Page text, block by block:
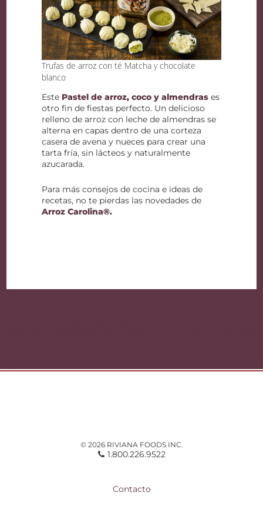
Trufas de arroz con té Matcha y chocolate
blanco
Este Pastel de arroz, coco y almendras es
otro fin de fiestas perfecto. Un delicioso
relleno de arroz con leche de almendras se
alterna en capas dentro de una corteza
casera de avena y nueces para crear una
tarta fría, sin lácteos y naturalmente
azucarada.
Para más consejos de cocina e ideas de
recetas, no te pierdas las novedades de
Arroz Carolina®.
© 2026 RIVIANA FOODS INC.
1.800.226.9522
Contacto